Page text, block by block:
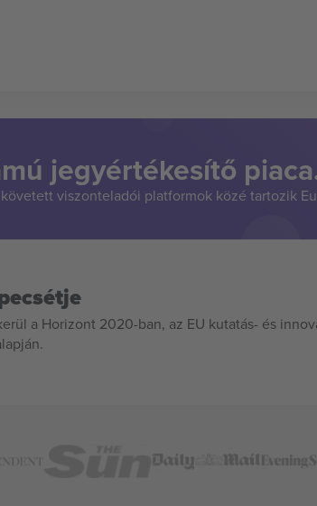
jegyértékesítő
viszonteladói platformok közé tartozik
a Horizont 2020-ban, az EU kutatás- és